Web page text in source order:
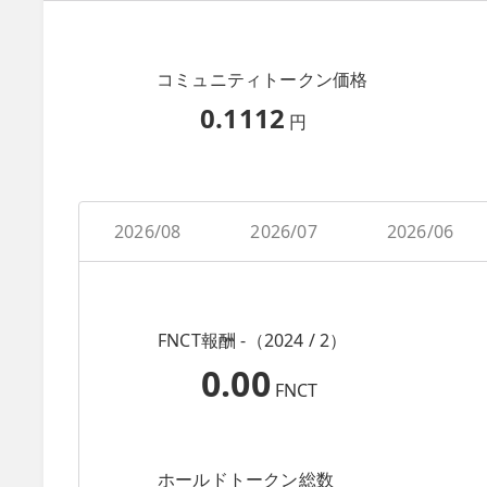
コミュニティトークン価格
0.1112 円
2026/08 2026/07 2026/06
FNCT報酬 -（2024 / 2）
0.00 FNCT
ホールドトークン総数